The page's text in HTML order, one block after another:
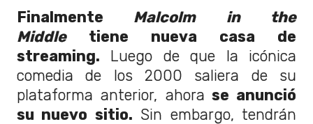
Finalmente Malcolm in the
Middle tiene nueva casa de
streaming. Luego de que la icónica
comedia de los 2000 saliera de su
plataforma anterior, ahora se anunció
su nuevo sitio. Sin embargo, tendrán